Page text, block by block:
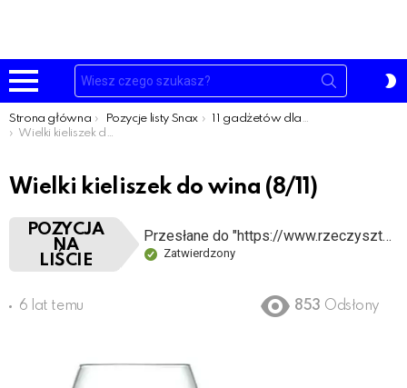
Menu
Szukaj:
Jesteś tutaj:
Strona główna Pozycje listy Snax
11 gadżetów dla ludzi, którzy umierają z nudów na kwarantannie
Wielki kieliszek do wina
Wielki kieliszek do wina (8/11)
POZYCJA
NA
LIŚCIE
Przesłane do "https://www.rzeczysztosy.pl/11-gadzetow-dla-ludzi-ktorzy-umieraja-z-nudow-na-kwarantannie/"
Zatwierdzony
6 lat temu 853 Odsłony